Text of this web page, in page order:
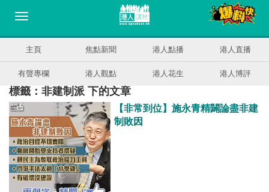
主頁 焦點新聞 港人點播 港人直播
有聲專欄 港人觀點 港人花生 港人博評
標籤：非建制派 下的文章
【非常到位】施永青精闢論盡非建
制敗因